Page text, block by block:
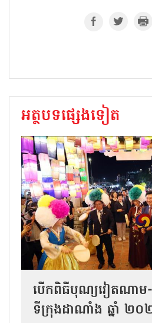
អត្ថបទផ្សេងទៀត
បើកពិធីបុណ្យវៀតណាម-
ទីក្រុងដាណាំង ឆ្នាំ ២០